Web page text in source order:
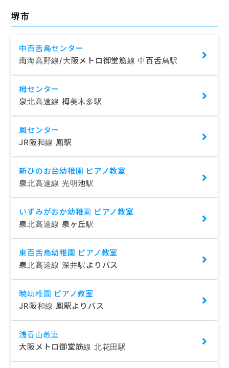
堺市
中百舌鳥センター
南海高野線/大阪メトロ御堂筋線 中百舌鳥駅
栂センター
泉北高速線 栂美木多駅
鳳センター
JR阪和線 鳳駅
新ひのお台幼稚園 ピアノ教室
泉北高速線 光明池駅
いずみがおか幼稚園 ピアノ教室
泉北高速線 泉ヶ丘駅
東百舌鳥幼稚園 ピアノ教室
泉北高速線 深井駅よりバス
暁幼稚園 ピアノ教室
JR阪和線 鳳駅よりバス
浅香山教室
大阪メトロ御堂筋線 北花田駅